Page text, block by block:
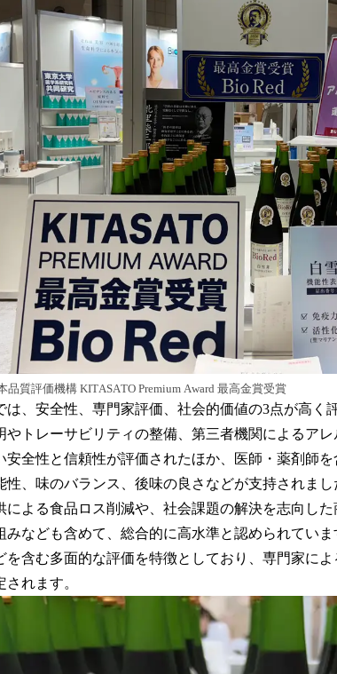
品質評価機構 KITASATO Premium Award 最高金賞受賞
は、安全性、専門家評価、社会的価値の3点が高く
やトレーサビリティの整備、第三者機関によるア
安全性と信頼性が評価されたほか、医師・薬剤師
性、味のバランス、後味の良さなどが支持されま
による食品ロス削減や、社会課題の解決を志向し
みなども含めて、総合的に高水準と認められてい
を含む多面的な評価を特徴としており、専門家に
れます。